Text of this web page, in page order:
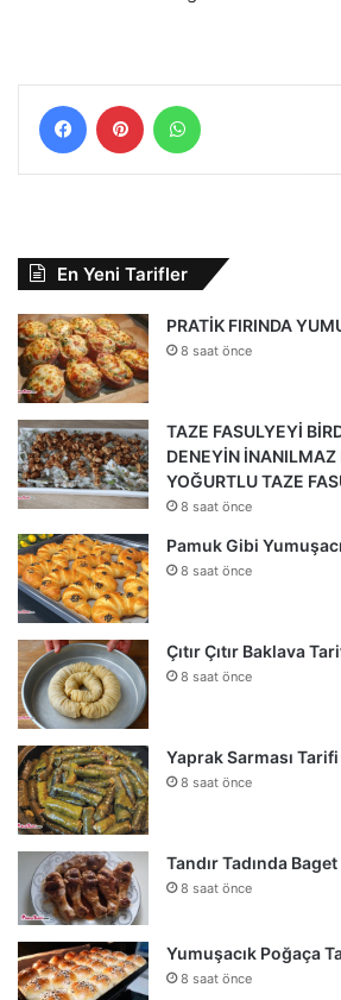
FacebookPinterest
En Yeni Tarifler
PRATİK FIRINDA
8 saat önce
TAZE FASULYEYİ
DENEYİN İNANILMAZ
YOĞURTLU TAZE
8 saat önce
Pamuk Gibi
8 saat önce
Çıtır Çıtır Baklava
8 saat önce
Yaprak Sarması Tarifi
8 saat önce
Tandır Tadında
8 saat önce
Yumuşacık Poğaça
8 saat önce